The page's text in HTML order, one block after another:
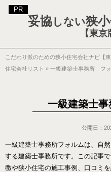
妥協しない狭
【東京
こだわり派のための狭小住宅会社ナビ【東
住宅会社リスト » 一級建築士事務所 フ
一級建築士
公開日：
一級建築士事務所フォルムは、自
する建築士事務所です。この記事
徴や狭小住宅の施工事例、口コミを